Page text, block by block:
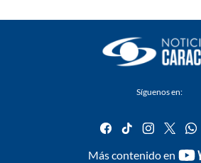
Síguenos en:
facebook
tiktok
Más contenido en